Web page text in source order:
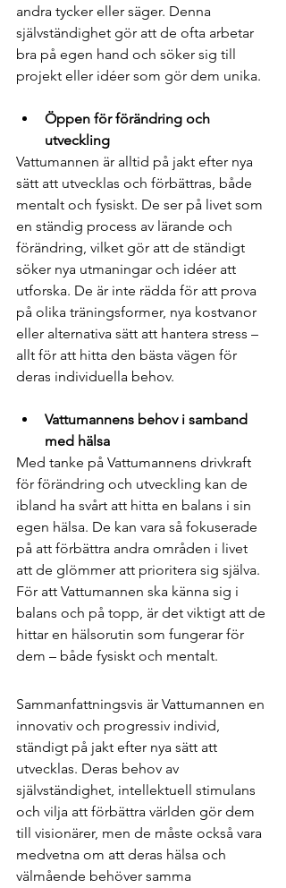
andra tycker eller säger. Denna
självständighet gör att de ofta arbetar
bra på egen hand och söker sig till
projekt eller idéer som gör dem unika.
Öppen för förändring och
utveckling
Vattumannen är alltid på jakt efter nya
sätt att utvecklas och förbättras, både
mentalt och fysiskt. De ser på livet som
en ständig process av lärande och
förändring, vilket gör att de ständigt
söker nya utmaningar och idéer att
utforska. De är inte rädda för att prova
på olika träningsformer, nya kostvanor
eller alternativa sätt att hantera stress –
allt för att hitta den bästa vägen för
deras individuella behov.
Vattumannens behov i samband
med hälsa
Med tanke på Vattumannens drivkraft
för förändring och utveckling kan de
ibland ha svårt att hitta en balans i sin
egen hälsa. De kan vara så fokuserade
på att förbättra andra områden i livet
att de glömmer att prioritera sig själva.
För att Vattumannen ska känna sig i
balans och på topp, är det viktigt att de
hittar en hälsorutin som fungerar för
dem – både fysiskt och mentalt.
Sammanfattningsvis är Vattumannen en
innovativ och progressiv individ,
ständigt på jakt efter nya sätt att
utvecklas. Deras behov av
självständighet, intellektuell stimulans
och vilja att förbättra världen gör dem
till visionärer, men de måste också vara
medvetna om att deras hälsa och
välmående behöver samma